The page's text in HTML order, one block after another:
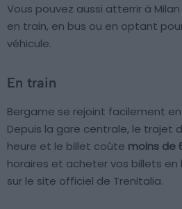
Vous pouvez aussi atterrir à
en train, en bus ou en optant
véhicule.
En train
Bergame se rejoint facilement
Depuis la gare centrale, le trajet
heure et le billet coûte moins de
horaires et acheter vos billets en
sur le site officiel de Trenitalia.